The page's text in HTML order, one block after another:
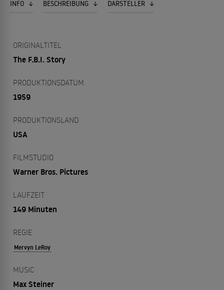
INFO BESCHREIBUNG DARSTELLER
ORIGINALTITEL
The F.B.I. Story
PRODUKTIONSDATUM
1959
PRODUKTIONSLAND
USA
FILMSTUDIO
Warner Bros. Pictures
LAUFZEIT
149 Minuten
REGIE
Mervyn LeRoy
MUSIC
Max Steiner